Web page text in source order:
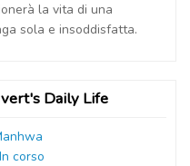
la vita di una
sola e insoddisfatta.
Daily Life
In corso